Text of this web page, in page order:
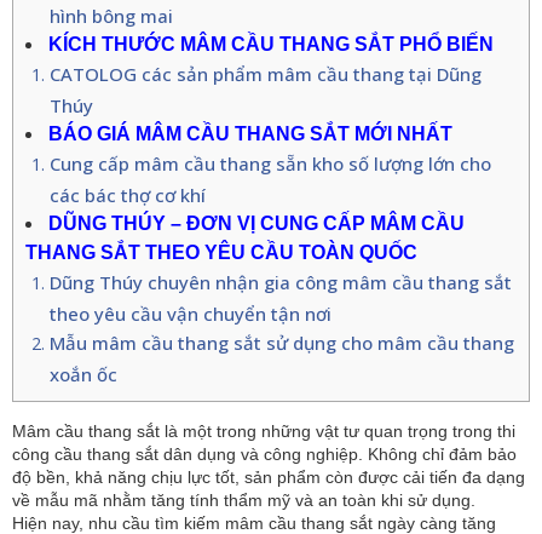
hình bông mai
KÍCH THƯỚC MÂM CẦU THANG SẮT PHỔ BIẾN
CATOLOG các sản phẩm mâm cầu thang tại Dũng
Thúy
BÁO GIÁ MÂM CẦU THANG SẮT MỚI NHẤT
Cung cấp mâm cầu thang sẵn kho số lượng lớn cho
các bác thợ cơ khí
DŨNG THÚY – ĐƠN VỊ CUNG CẤP MÂM CẦU
THANG SẮT THEO YÊU CẦU TOÀN QUỐC
Dũng Thúy chuyên nhận gia công mâm cầu thang sắt
theo yêu cầu vận chuyển tận nơi
Mẫu mâm cầu thang sắt sử dụng cho mâm cầu thang
xoắn ốc
Mâm cầu thang sắt là một trong những vật tư quan trọng trong thi
công cầu thang sắt dân dụng và công nghiệp. Không chỉ đảm bảo
độ bền, khả năng chịu lực tốt, sản phẩm còn được cải tiến đa dạng
về mẫu mã nhằm tăng tính thẩm mỹ và an toàn khi sử dụng.
Hiện nay, nhu cầu tìm kiếm mâm cầu thang sắt ngày càng tăng